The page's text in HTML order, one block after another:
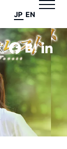
JP EN